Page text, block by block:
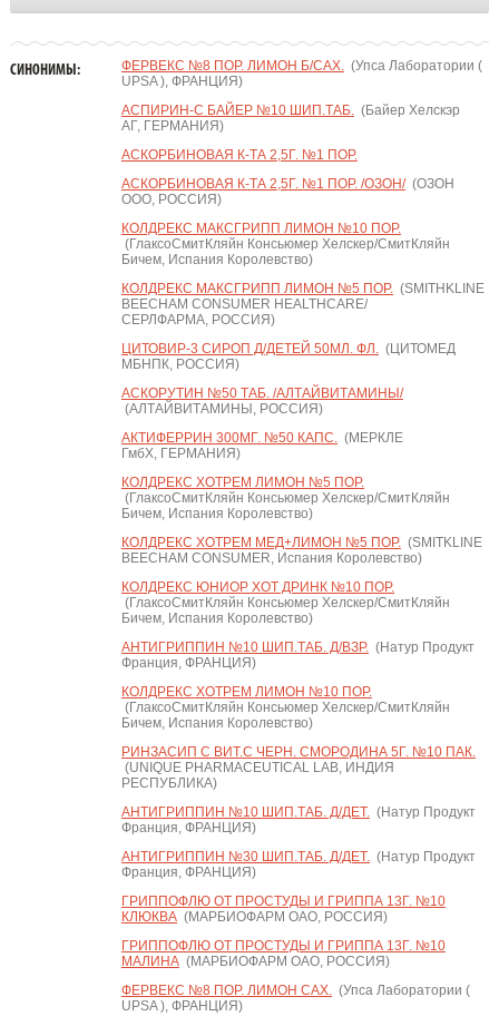
СИНОНИМЫ: ФЕРВЕКС №8 ПОР. ЛИМОН Б/САХ.(Упса Лаборатории (
UPSA ), ФРАНЦИЯ)
АСПИРИН-С БАЙЕР №10 ШИП.ТАБ.(Байер Хелскэр
АГ, ГЕРМАНИЯ)
АСКОРБИНОВАЯ К-ТА 2,5Г. №1 ПОР.
АСКОРБИНОВАЯ К-ТА 2,5Г. №1 ПОР. /ОЗОН/(ОЗОН
ООО, РОССИЯ)
КОЛДРЕКС МАКСГРИПП ЛИМОН №10 ПОР.
(ГлаксоСмитКляйн Консьюмер Хелскер/СмитКляйн
Бичем, Испания Королевство)
КОЛДРЕКС МАКСГРИПП ЛИМОН №5 ПОР.(SMITHKLINE
BEECHAM CONSUMER HEALTHCARE/
СЕРЛФАРМА, РОССИЯ)
ЦИТОВИР-3 СИРОП Д/ДЕТЕЙ 50МЛ. ФЛ.(ЦИТОМЕД
МБНПК, РОССИЯ)
АСКОРУТИН №50 ТАБ. /АЛТАЙВИТАМИНЫ/
(АЛТАЙВИТАМИНЫ, РОССИЯ)
АКТИФЕРРИН 300МГ. №50 КАПС.(МЕРКЛЕ
ГмбХ, ГЕРМАНИЯ)
КОЛДРЕКС ХОТРЕМ ЛИМОН №5 ПОР.
(ГлаксоСмитКляйн Консьюмер Хелскер/СмитКляйн
Бичем, Испания Королевство)
КОЛДРЕКС ХОТРЕМ МЕД+ЛИМОН №5 ПОР.(SMITKLINE
BEECHAM CONSUMER, Испания Королевство)
КОЛДРЕКС ЮНИОР ХОТ ДРИНК №10 ПОР.
(ГлаксоСмитКляйн Консьюмер Хелскер/СмитКляйн
Бичем, Испания Королевство)
АНТИГРИППИН №10 ШИП.ТАБ. Д/ВЗР.(Натур Продукт
Франция, ФРАНЦИЯ)
КОЛДРЕКС ХОТРЕМ ЛИМОН №10 ПОР.
(ГлаксоСмитКляйн Консьюмер Хелскер/СмитКляйн
Бичем, Испания Королевство)
РИНЗАСИП С ВИТ.С ЧЕРН. СМОРОДИНА 5Г. №10 ПАК.
(UNIQUE PHARMACEUTICAL LAB, ИНДИЯ
РЕСПУБЛИКА)
АНТИГРИППИН №10 ШИП.ТАБ. Д/ДЕТ.(Натур Продукт
Франция, ФРАНЦИЯ)
АНТИГРИППИН №30 ШИП.ТАБ. Д/ДЕТ.(Натур Продукт
Франция, ФРАНЦИЯ)
ГРИППОФЛЮ ОТ ПРОСТУДЫ И ГРИППА 13Г. №10
КЛЮКВА(МАРБИОФАРМ ОАО, РОССИЯ)
ГРИППОФЛЮ ОТ ПРОСТУДЫ И ГРИППА 13Г. №10
МАЛИНА(МАРБИОФАРМ ОАО, РОССИЯ)
ФЕРВЕКС №8 ПОР. ЛИМОН САХ.(Упса Лаборатории (
UPSA ), ФРАНЦИЯ)